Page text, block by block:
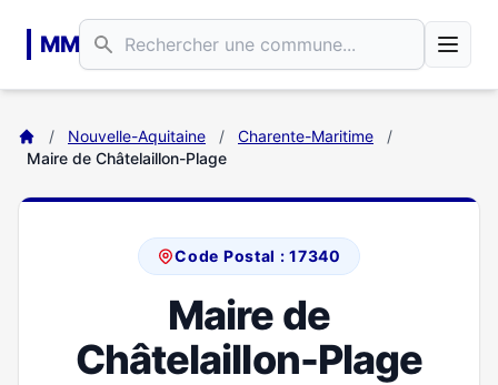
MM
/ Nouvelle-Aquitaine / Charente-Maritime
/
Maire de Châtelaillon-Plage
Code Postal : 17340
Maire de
Châtelaillon-Plage